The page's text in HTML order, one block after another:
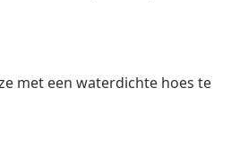
met een waterdichte hoes te